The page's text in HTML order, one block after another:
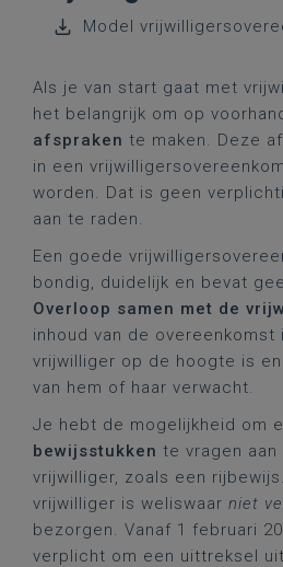
Model
Als je van start gaat met
het belangrijk om op
afspraken te maken. Deze
in een
worden. Dat is geen
aan te raden.
Een goede
bondig, duidelijk en bevat
Overloop samen met de
inhoud van de overeenkomst
vrijwilliger op de hoogte is
van hem of haar verwacht.
Je hebt de mogelijkheid om
bewijsstukken te vragen aan
vrijwilliger, zoals een
vrijwilliger is weliswaar niet
bezorgen. Vanaf 1 februari
verplicht om een uittreksel